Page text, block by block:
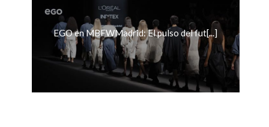
EGO en MBFWMadrid: El pulso del fut[...]